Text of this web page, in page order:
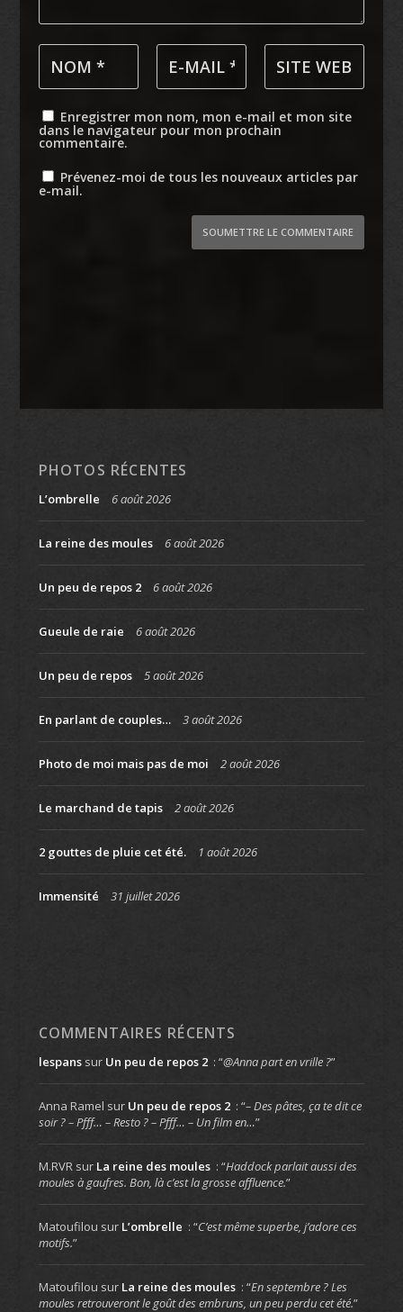
Enregistrer mon nom, mon e-mail et mon site
dans le navigateur pour mon prochain
commentaire.
Prévenez-moi de tous les nouveaux articles par
e-mail.
SOUMETTRE LE COMMENTAIRE
PHOTOS RÉCENTES
L’ombrelle 6 août 2026
La reine des moules 6 août 2026
Un peu de repos 2 6 août 2026
Gueule de raie 6 août 2026
Un peu de repos 5 août 2026
En parlant de couples… 3 août 2026
Photo de moi mais pas de moi 2 août 2026
Le marchand de tapis 2 août 2026
2 gouttes de pluie cet été. 1 août 2026
Immensité 31 juillet 2026
COMMENTAIRES RÉCENTS
lespanssur Un peu de repos 2 : “@Anna part en vrille ?”
Anna Ramel sur Un peu de repos 2 : “– Des pâtes, ça te dit ce
soir ? – Pfff… – Resto ? – Pfff… – Un film en…”
M.RVR sur La reine des moules : “Haddock parlait aussi des
moules à gaufres. Bon, là c’est la grosse affluence.”
Matoufilou sur L’ombrelle : “C’est même superbe, j’adore ces
motifs.”
Matoufilou sur La reine des moules : “En septembre ? Les
moules retrouveront le goût des embruns, un peu perdu cet été.”